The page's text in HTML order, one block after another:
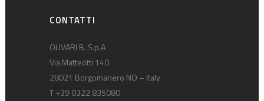
CONTATTI
OLIVARI B. S.p.A
Via Matteotti 140
28021 Borgomanero NO – Italy
T +39 0322 835080